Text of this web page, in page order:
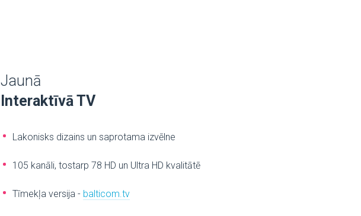
Jaunā
Interaktīvā TV
Lakonisks dizains un saprotama izvēlne
105 kanāli, tostarp 78 HD un Ultra HD kvalitātē
Tīmekļa versija - balticom.tv